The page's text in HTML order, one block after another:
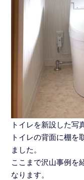
トイレを新設した写
トイレの背面に棚を
ました。
ここまで沢山事例を
なります。